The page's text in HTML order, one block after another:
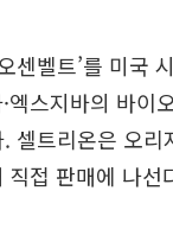
센벨트’를 미국
스지바의 바이
셀트리온은 오
접 판매에 나선